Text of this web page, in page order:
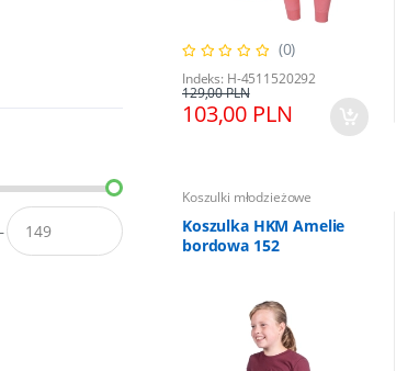
(0)
Indeks: H-4511520292
103,00 PLN
129,00 PLN
Koszulki młodzieżowe
Koszulka HKM Amelie
bordowa 152